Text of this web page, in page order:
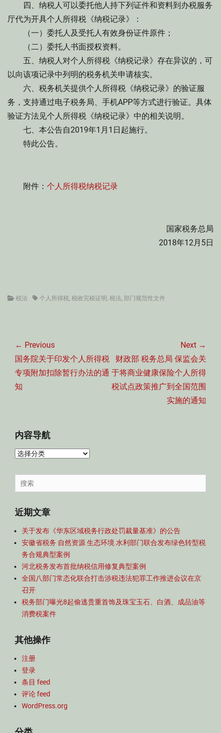
四、纳税人可以委托他人持下列证件和资料到办税服务
厅代为开具个人所得税《纳税记录》：
（一）委托人及受托人有效身份证件原件；
（二）委托人书面授权资料。
五、纳税人对个人所得税《纳税记录》存在异议的，可
以向该项记录中列明的税务机关申请核实。
六、税务机关提供个人所得税《纳税记录》的验证服
务，支持通过电子税务局、手机APP等方式进行验证。具体
验证方法见个人所得税《纳税记录》中的相关说明。
七、本公告自2019年1月1日起施行。
特此公告。
附件： 个人所得税纳税记录
国家税务总局
2018年12月5日
Categories
税法 Tags个人所得税, 税收完税证明 , 税法, 部门规范性文件
章
导
航
← Previous
Previous
post:
国务院关于印发个人所得税
专项附加扣除暂行办法的通
知
Next →
Next
post:
财政部 税务总局 保监会关
于将商业健康保险个人所得
税试点政策推广到全国范围
实施的通知
内容导航
内
导
航
Search
for:
近期文章
关于发布《华东区域税务行政处罚裁量基准》的公告
安徽省税务 自然资源 生态环境 水利部门联合发布绿色转型税
务合规典型案例
河北税务发布首批纳税信用修复典型案例
全国八部门常态化联合打击涉税违法犯罪工作推进会议在京
召开
税务部门曝光8起偷逃贵重首饰及珠宝玉石、白酒、成品油等
消费税案件
其他操作
注册
登录
条目 feed
评论 feed
WordPress.org